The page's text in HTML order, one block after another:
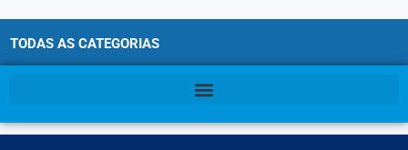
TODAS AS CATEGORIAS